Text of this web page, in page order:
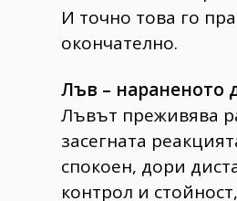
И точно това го
окончателно.
Лъв – нараненото
Лъвът преживява
засегната
спокоен, дори
контрол и